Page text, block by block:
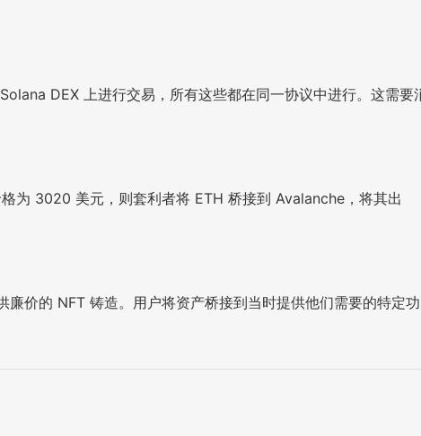
DEX 上进行交易，所有这些都在同一协议中进行。这需要
为 3020 美元，则套利者将 ETH 桥接到 Avalanche，将其出
价的 NFT 铸造。用户将资产桥接到当时提供他们需要的特定功